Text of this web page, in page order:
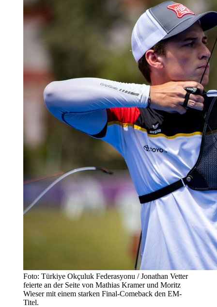
Foto: Türkiye Okçuluk Federasyonu / Jonathan Vetter
feierte an der Seite von Mathias Kramer und Moritz
Wieser mit einem starken Final-Comeback den EM-
Titel.